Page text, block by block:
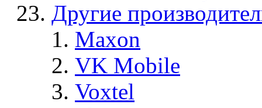
Другие
Maxon
VK Mobile
Voxtel